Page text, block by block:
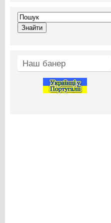
Наш банер